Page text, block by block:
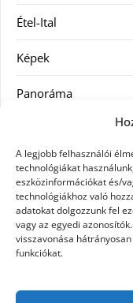
A legjobb felhasználói
technológiákat
eszközinformációkat és/
technológiákhoz való
adatokat dolgozzunk fel
vagy az egyedi
visszavonása
funkciókat.
Étel-Ital
Képek
Panoráma
Szolgáltatás
Vásárlás
Webáruházak